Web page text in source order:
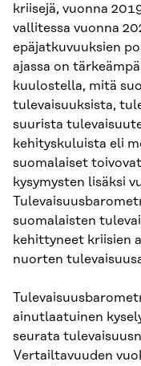
kriisejä, vuonna
vallitessa vuonna
epäjatkuvuuksien
ajassa on
kuulostella, mitä
tulevaisuuksista,
suurista
kehityskuluista eli
suomalaiset
kysymysten lisäksi
suomalaisten
kehittyneet kriisien
nuorten
ainutlaatuinen
seurata
Vertailtavuuden